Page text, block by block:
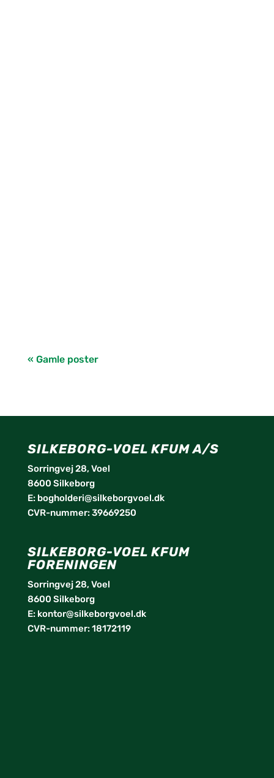
« Gamle poster
SILKEBORG-VOEL KFUM A/S
Sorringvej 28, Voel
8600 Silkeborg
E: bogholderi@silkeborgvoel.dk
CVR-nummer: 39669250
SILKEBORG-VOEL KFUM
FORENINGEN
Sorringvej 28, Voel
8600 Silkeborg
E: kontor@silkeborgvoel.dk
CVR-nummer: 18172119